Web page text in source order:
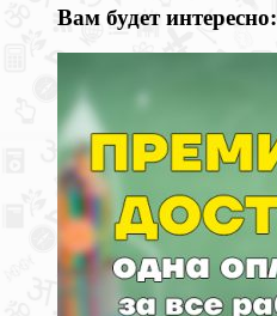
Вам будет интересно: